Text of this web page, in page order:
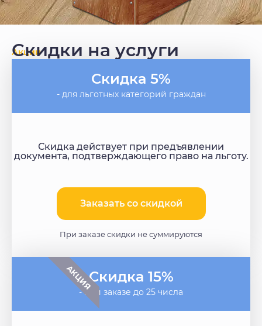
Акции
Скидки на услуги
Скидка 5%
- для льготных категорий граждан
Скидка действует при предъявлении
документа, подтверждающего право на льготу.
Заказать со скидкой​
При заказе скидки не суммируются
АКЦИЯСкидка 15%
- при заказе до 25 числа